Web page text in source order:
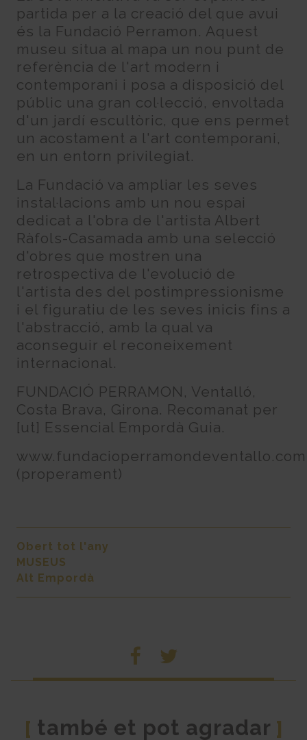
partida per a la creació del que avui
és la Fundació Perramon. Aquest
museu situa al mapa un nou punt de
referència de l'art modern i
contemporani i posa a disposició del
públic una gran col·lecció, envoltada
d'un jardí escultòric, que ens permet
un acostament a l'art contemporani,
en un entorn privilegiat.
La Fundació va ampliar les seves
instal·lacions amb un nou espai
dedicat a l'obra de l'artista Albert
Ràfols-Casamada amb una selecció
d'obres que mostren una
retrospectiva de l'evolució de
l'artista des del postimpressionisme
i el figuratiu de les seves inicis fins a
l'abstracció, amb la qual va
aconseguir el reconeixement
internacional.
FUNDACIÓ PERRAMON, Ventalló,
Costa Brava, Girona. Recomanat per
[ut] Essencial Empordà Guia.
www.fundacioperramondeventallo.com
(properament)
Obert tot l'any
MUSEUS
Alt Empordà
[ també et pot agradar ]